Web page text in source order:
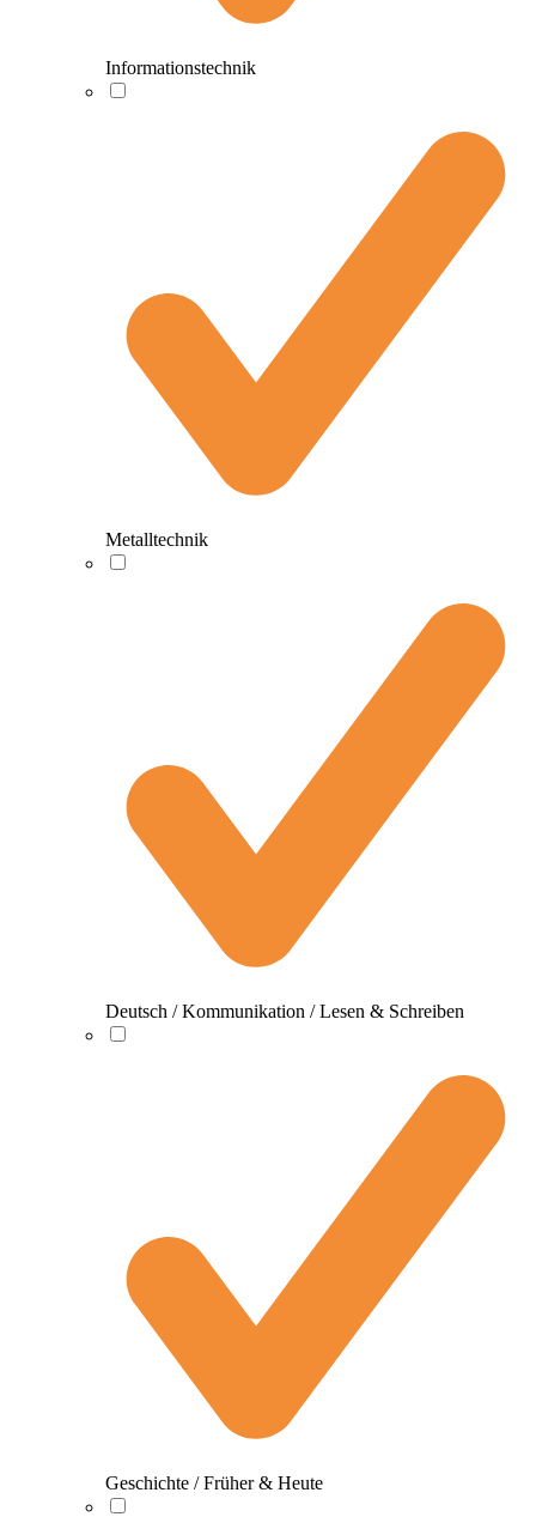
Informationstechnik
Metalltechnik
Deutsch / Kommunikation / Lesen & Schreiben
Geschichte / Früher & Heute